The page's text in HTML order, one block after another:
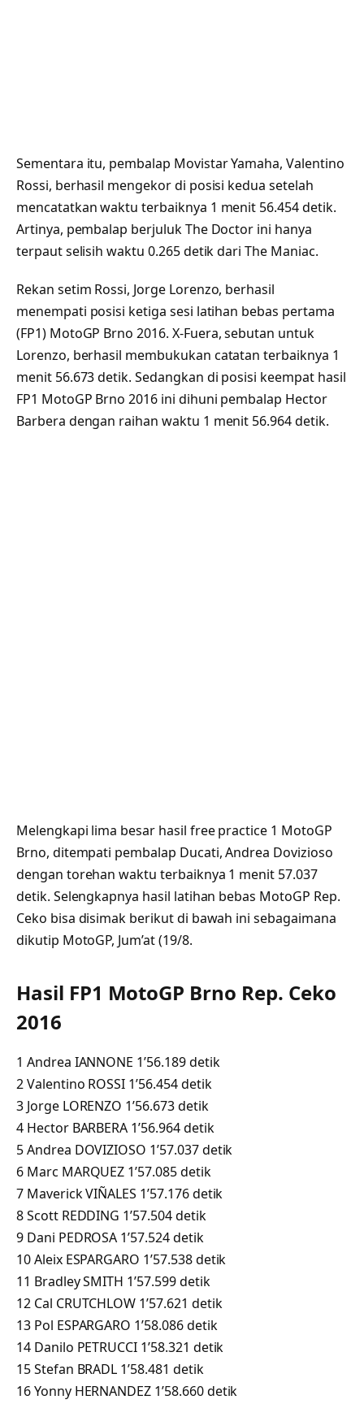
Sementara itu, pembalap Movistar Yamaha, Valentino
Rossi, berhasil mengekor di posisi kedua setelah
mencatatkan waktu terbaiknya 1 menit 56.454 detik.
Artinya, pembalap berjuluk The Doctor ini hanya
terpaut selisih waktu 0.265 detik dari The Maniac.
Rekan setim Rossi, Jorge Lorenzo, berhasil
menempati posisi ketiga sesi latihan bebas pertama
(FP1) MotoGP Brno 2016. X-Fuera, sebutan untuk
Lorenzo, berhasil membukukan catatan terbaiknya 1
menit 56.673 detik. Sedangkan di posisi keempat hasil
FP1 MotoGP Brno 2016 ini dihuni pembalap Hector
Barbera dengan raihan waktu 1 menit 56.964 detik.
Melengkapi lima besar hasil free practice 1 MotoGP
Brno, ditempati pembalap Ducati, Andrea Dovizioso
dengan torehan waktu terbaiknya 1 menit 57.037
detik. Selengkapnya hasil latihan bebas MotoGP Rep.
Ceko bisa disimak berikut di bawah ini sebagaimana
dikutip MotoGP, Jum’at (19/8.
Hasil FP1 MotoGP Brno Rep. Ceko
2016
1 Andrea IANNONE 1’56.189 detik
2 Valentino ROSSI 1’56.454 detik
3 Jorge LORENZO 1’56.673 detik
4 Hector BARBERA 1’56.964 detik
5 Andrea DOVIZIOSO 1’57.037 detik
6 Marc MARQUEZ 1’57.085 detik
7 Maverick VIÑALES 1’57.176 detik
8 Scott REDDING 1’57.504 detik
9 Dani PEDROSA 1’57.524 detik
10 Aleix ESPARGARO 1’57.538 detik
11 Bradley SMITH 1’57.599 detik
12 Cal CRUTCHLOW 1’57.621 detik
13 Pol ESPARGARO 1’58.086 detik
14 Danilo PETRUCCI 1’58.321 detik
15 Stefan BRADL 1’58.481 detik
16 Yonny HERNANDEZ 1’58.660 detik